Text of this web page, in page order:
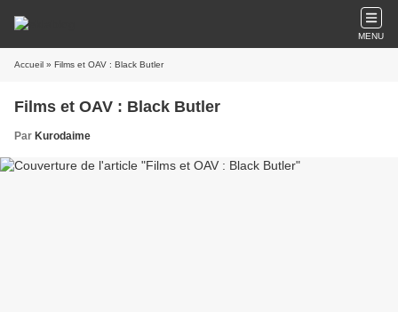
MENU
Accueil » Films et OAV : Black Butler
Films et OAV : Black Butler
Par Kurodaime